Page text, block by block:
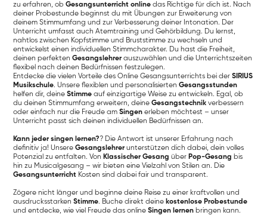
zu erfahren, obGesangsunterricht online das Richtige für dich ist. Nach
deiner Probestunde beginnst du mit Übungen zur Erweiterung von
deinem Stimmumfang und zur Verbesserung deiner Intonation. Der
Unterricht umfasst auch Atemtraining und Gehörbildung. Du lernst,
nahtlos zwischen Kopfstimme und Bruststimme zu wechseln und
entwickelst einen individuellen Stimmcharakter. Du hast die Freiheit,
deinen perfektenGesangslehrer auszuwählen und die Unterrichtszeiten
flexibel nach deinen Bedürfnissen festzulegen.
Entdecke die vielen Vorteile des Online Gesangsunterrichts bei derSIRIUS
Musikschule. Unsere flexiblen und personalisiertenGesangsstunden
helfen dir, deineStimme auf einzigartige Weise zu entwickeln. Egal, ob
du deinen Stimmumfang erweitern, deineGesangstechnik verbessern
oder einfach nur die Freude amSingen erleben möchtest – unser
Unterricht passt sich deinen individuellen Bedürfnissen an.
Kann jeder singen lernen?? Die Antwort ist unserer Erfahrung nach
definitiv ja! UnsereGesangslehrer unterstützen dich dabei, dein volles
Potenzial zu entfalten. Von Klassischer Gesang über Pop-Gesang bis
hin zu Musicalgesang – wir bieten eine Vielzahl von Stilen an. Die
Gesangsunterricht Kosten sind dabei fair und transparent.
Zögere nicht länger und beginne deine Reise zu einer kraftvollen und
ausdrucksstarkenStimme. Buche direkt deine kostenlose Probestunde
und entdecke, wie viel Freude das onlineSingen lernen bringen kann.